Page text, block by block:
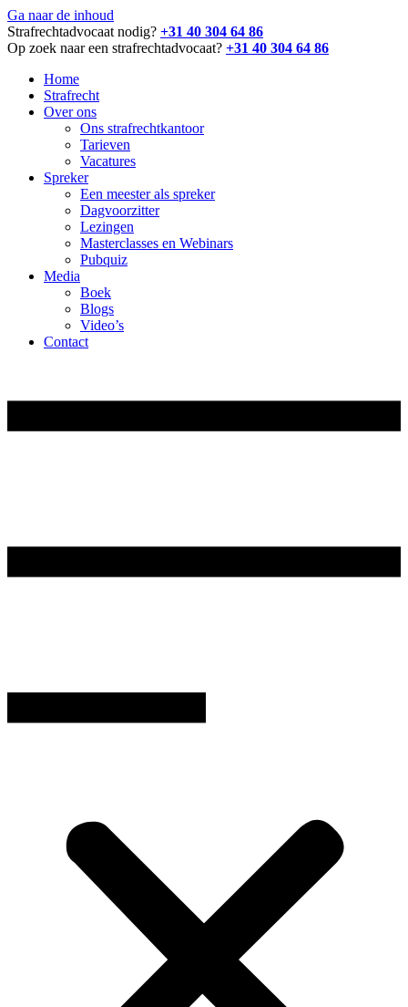
Ga naar de inhoud
Strafrechtadvocaat nodig? +31 40 304 64 86
Op zoek naar een strafrechtadvocaat? +31 40 304 64 86
Home
Strafrecht
Over ons
Ons strafrechtkantoor
Tarieven
Vacatures
Spreker
Een meester als spreker
Dagvoorzitter
Lezingen
Masterclasses en Webinars
Pubquiz
Media
Boek
Blogs
Video’s
Contact